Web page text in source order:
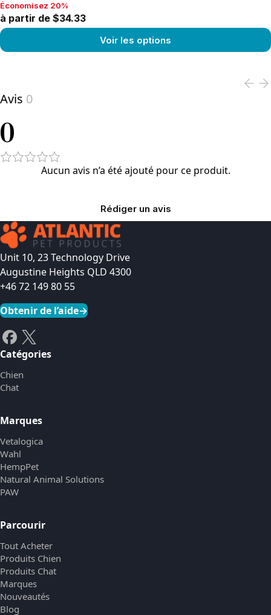
Économisez 20%, à partir de $34.33
Économisez 20%
à partir de $34.33
Voir les options
Avis 0
0
Aucun avis n’a été ajouté pour ce produit.
Rédiger un avis
Unit 10, 23 Technology Drive
Augustine Heights QLD 4300
+46 72 149 80 55
Obtenir de l’aide→
Catégories
Chien
Chat
Marques
Vetalogica
Wahl
HempPet
Natural Animal Solutions
PAW
Parcourir
Tout Acheter
Produits Chien
Produits Chat
Marques
Nouveautés
Blog